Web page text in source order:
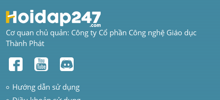
Cơ quan chủ quản: Công ty Cổ phần Công nghệ Giáo dục
Thành Phát
Hướng dẫn sử dụng